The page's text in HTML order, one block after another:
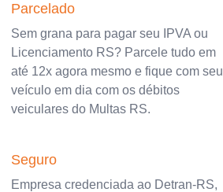
Parcelado
Sem grana para pagar seu IPVA ou
Licenciamento RS? Parcele tudo em
até 12x agora mesmo e fique com seu
veículo em dia com os débitos
veiculares do Multas RS.
Seguro
Empresa credenciada ao Detran-RS,